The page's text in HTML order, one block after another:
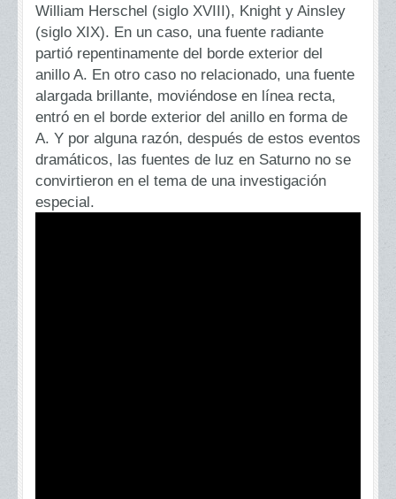
William Herschel (siglo XVIII), Knight y Ainsley
(siglo XIX). En un caso, una fuente radiante
partió repentinamente del borde exterior del
anillo A. En otro caso no relacionado, una fuente
alargada brillante, moviéndose en línea recta,
entró en el borde exterior del anillo en forma de
A. Y por alguna razón, después de estos eventos
dramáticos, las fuentes de luz en Saturno no se
convirtieron en el tema de una investigación
especial.